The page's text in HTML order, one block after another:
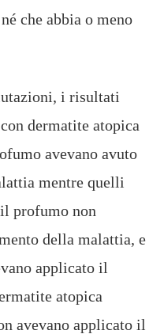
che abbia o meno
i risultati
dermatite atopica
avevano avuto
mentre quelli
profumo non
della malattia, e
applicato il
atopica
avevano applicato il